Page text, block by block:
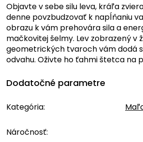
Objavte v sebe silu leva, kráľa
denne povzbudzovať k napĺňaniu
obrazu k vám prehovára sila a
mačkovitej šelmy. Lev zobrazený v
geometrických tvaroch vám dodá
odvahu. Oživte ho ťahmi štetca na
Dodatočné parametre
Kategória:
Náročnosť: